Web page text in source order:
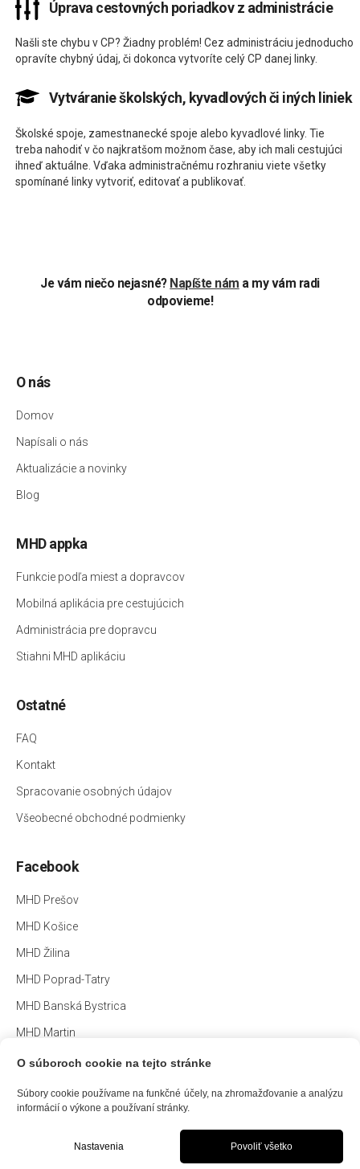
Úprava cestovných poriadkov z administrácie
Našli ste chybu v CP? Žiadny problém! Cez administráciu jednoducho
opravíte chybný údaj, či dokonca vytvoríte celý CP danej linky.
Vytváranie školských, kyvadlových či iných liniek
Školské spoje, zamestnanecké spoje alebo kyvadlové linky. Tie
treba nahodiť v čo najkratšom možnom čase, aby ich mali cestujúci
ihneď aktuálne. Vďaka administračnému rozhraniu viete všetky
spomínané linky vytvoriť, editovať a publikovať.
Je vám niečo nejasné? Napíšte nám a my vám radi
odpovieme!
O nás
Domov
Napísali o nás
Aktualizácie a novinky
Blog
MHD appka
Funkcie podľa miest a dopravcov
Mobilná aplikácia pre cestujúcich
Administrácia pre dopravcu
Stiahni MHD aplikáciu
Ostatné
FAQ
Kontakt
Spracovanie osobných údajov
Všeobecné obchodné podmienky
Facebook
MHD Prešov
MHD Košice
MHD Žilina
MHD Poprad-Tatry
MHD Banská Bystrica
MHD Martin
info@mhdapp.sk
O súboroch cookie na tejto stránke
Súbory cookie používame na funkčné účely, na zhromažďovanie a analýzu
informácií o výkone a používaní stránky.
Nastavenia Povoliť všetko